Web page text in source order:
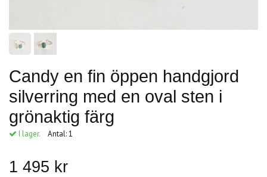
Candy en fin öppen handgjord
silverring med en oval sten i
grönaktig färg
I lager. Antal:1
1 495 kr